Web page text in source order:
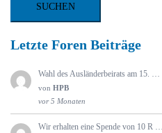
Letzte Foren Beiträge
Wahl des Ausländerbeirats am 15. …
von HPB
vor 5 Monaten
Wir erhalten eine Spende von 10 R …